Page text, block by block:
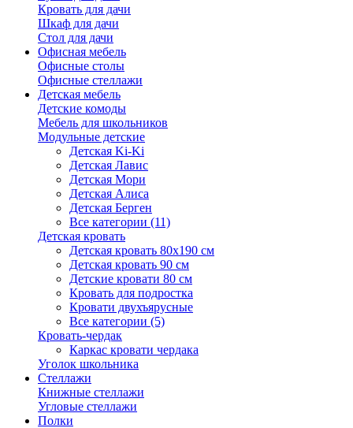
Кровать для дачи
Шкаф для дачи
Стол для дачи
Офисная мебель
Офисные столы
Офисные стеллажи
Детская мебель
Детские комоды
Мебель для школьников
Модульные детские
Детская Ki-Ki
Детская Лавис
Детская Мори
Детская Алиса
Детская Берген
Все категории (11)
Детская кровать
Детская кровать 80х190 см
Детская кровать 90 см
Детские кровати 80 см
Кровать для подростка
Кровати двухъярусные
Все категории (5)
Кровать-чердак
Каркас кровати чердака
Уголок школьника
Стеллажи
Книжные стеллажи
Угловые стеллажи
Полки